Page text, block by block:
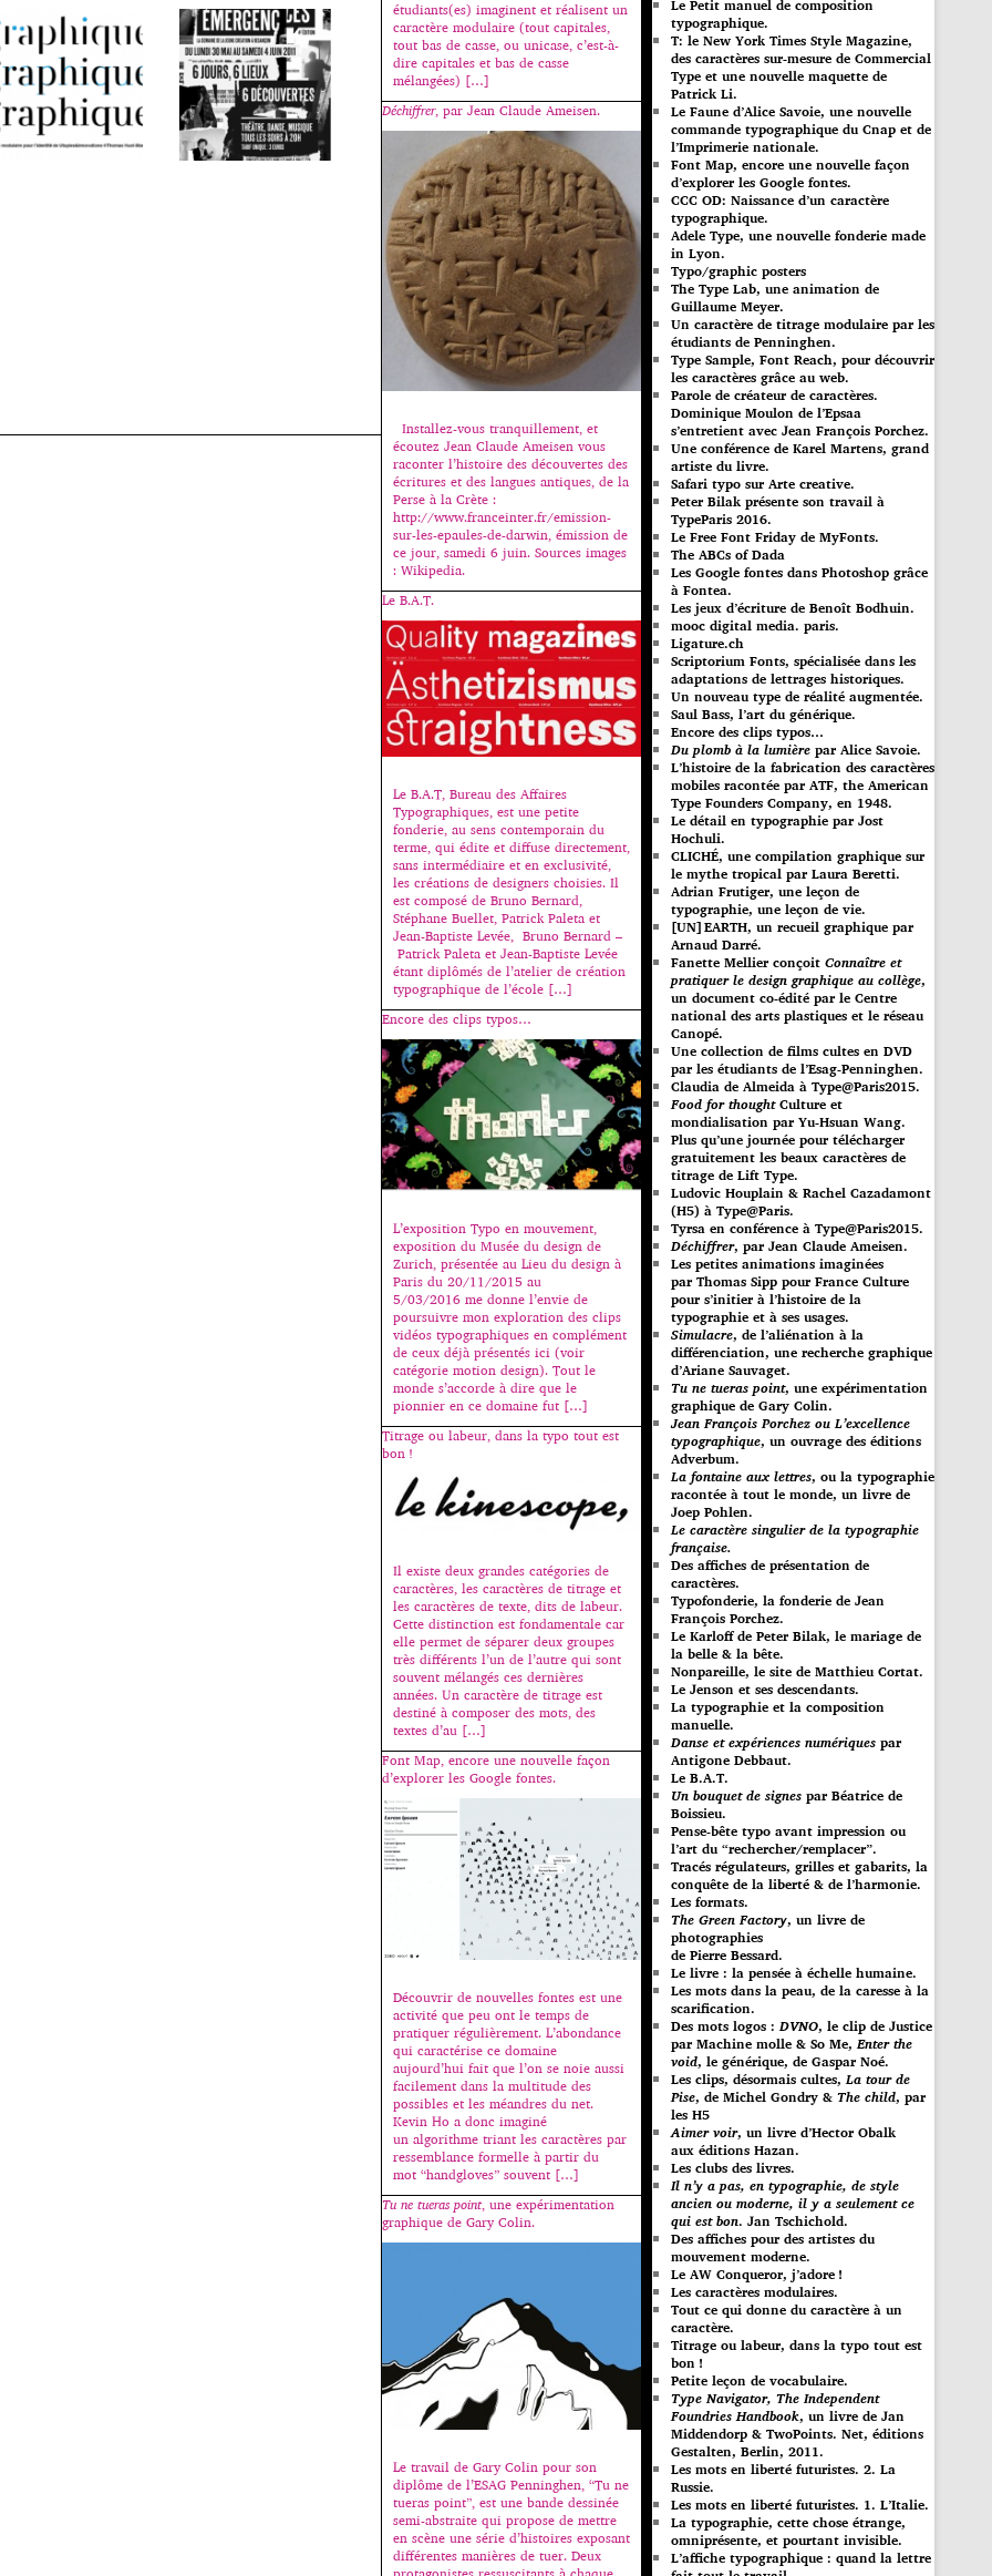
étudiants(es) imaginent et réalisent un
caractère modulaire (tout capitales,
tout bas de casse, ou unicase, c’est-à-
dire capitales et bas de casse
mélangées) […]
Déchiffrer, par Jean Claude Ameisen.
Installez-vous tranquillement, et
écoutez Jean Claude Ameisen vous
raconter l’histoire des découvertes des
écritures et des langues antiques, de la
Perse à la Crète :
http://www.franceinter.fr/emission-
sur-les-epaules-de-darwin, émission de
ce jour, samedi 6 juin. Sources images
: Wikipedia.
Le B.A.T.
Le B.A.T, Bureau des Affaires
Typographiques, est une petite
fonderie, au sens contemporain du
terme, qui édite et diffuse directement,
sans intermédiaire et en exclusivité,
les créations de designers choisies. Il
est composé de Bruno Bernard,
Stéphane Buellet, Patrick Paleta et
Jean-Baptiste Levée, Bruno Bernard –
Patrick Paleta et Jean-Baptiste Levée
étant diplômés de l’atelier de création
typographique de l’école […]
Encore des clips typos…
L’exposition Typo en mouvement,
exposition du Musée du design de
Zurich, présentée au Lieu du design à
Paris du 20/11/2015 au
5/03/2016 me donne l’envie de
poursuivre mon exploration des clips
vidéos typographiques en complément
de ceux déjà présentés ici (voir
catégorie motion design). Tout le
monde s’accorde à dire que le
pionnier en ce domaine fut […]
Titrage ou labeur, dans la typo tout est
bon !
Il existe deux grandes catégories de
caractères, les caractères de titrage et
les caractères de texte, dits de labeur.
Cette distinction est fondamentale car
elle permet de séparer deux groupes
très différents l’un de l’autre qui sont
souvent mélangés ces dernières
années. Un caractère de titrage est
destiné à composer des mots, des
textes d’au […]
Font Map, encore une nouvelle façon
d’explorer les Google fontes.
Découvrir de nouvelles fontes est une
activité que peu ont le temps de
pratiquer régulièrement. L’abondance
qui caractérise ce domaine
aujourd’hui fait que l’on se noie aussi
facilement dans la multitude des
possibles et les méandres du net.
Kevin Ho a donc imaginé
un algorithme triant les caractères par
ressemblance formelle à partir du
mot “handgloves” souvent […]
Tu ne tueras point, une expérimentation
graphique de Gary Colin.
Le travail de Gary Colin pour son
diplôme de l’ESAG Penninghen, “Tu ne
tueras point”, est une bande dessinée
semi-abstraite qui propose de mettre
en scène une série d’histoires exposant
différentes manières de tuer. Deux
Le Petit manuel de composition
typographique.
T: le New York Times Style Magazine,
des caractères sur-mesure de Commercial
Type et une nouvelle maquette de
Patrick Li.
Le Faune d’Alice Savoie, une nouvelle
commande typographique du Cnap et de
l’Imprimerie nationale.
Font Map, encore une nouvelle façon
d’explorer les Google fontes.
CCC OD: Naissance d’un caractère
typographique.
Adele Type, une nouvelle fonderie made
in Lyon.
Typo/graphic posters
The Type Lab, une animation de
Guillaume Meyer.
Un caractère de titrage modulaire par les
étudiants de Penninghen.
Type Sample, Font Reach, pour découvrir
les caractères grâce au web.
Parole de créateur de caractères.
Dominique Moulon de l’Epsaa
s’entretient avec Jean François Porchez.
Une conférence de Karel Martens, grand
artiste du livre.
Safari typo sur Arte creative.
Peter Bilak présente son travail à
TypeParis 2016.
Le Free Font Friday de MyFonts.
The ABCs of Dada
Les Google fontes dans Photoshop grâce
à Fontea.
Les jeux d’écriture de Benoît Bodhuin.
mooc digital media. paris.
Ligature.ch
Scriptorium Fonts, spécialisée dans les
adaptations de lettrages historiques.
Un nouveau type de réalité augmentée.
Saul Bass, l’art du générique.
Encore des clips typos…
Du plomb à la lumière par Alice Savoie.
L’histoire de la fabrication des caractères
mobiles racontée par ATF, the American
Type Founders Company, en 1948.
Le détail en typographie par Jost
Hochuli.
CLICHÉ, une compilation graphique sur
le mythe tropical par Laura Beretti.
Adrian Frutiger, une leçon de
typographie, une leçon de vie.
[UN]EARTH, un recueil graphique par
Arnaud Darré.
Fanette Mellier conçoit Connaître et
pratiquer le design graphique au collège,
un document co-édité par le Centre
national des arts plastiques et le réseau
Canopé.
Une collection de films cultes en DVD
par les étudiants de l’Esag-Penninghen.
Claudia de Almeida à Type@Paris2015.
Food for thoughtCulture et
mondialisation par Yu-Hsuan Wang.
Plus qu’une journée pour télécharger
gratuitement les beaux caractères de
titrage de Lift Type.
Ludovic Houplain & Rachel Cazadamont
(H5) à Type@Paris.
Tyrsa en conférence à Type@Paris2015.
Déchiffrer, par Jean Claude Ameisen.
Les petites animations imaginées
par Thomas Sipp pour France Culture
pour s’initier à l’histoire de la
typographie et à ses usages.
Simulacre, de l’aliénation à la
différenciation, une recherche graphique
d’Ariane Sauvaget.
Tu ne tueras point, une expérimentation
graphique de Gary Colin.
Jean François Porchez ou L’excellence
typographique, un ouvrage des éditions
Adverbum.
La fontaine aux lettres, ou la typographie
racontée à tout le monde, un livre de
Joep Pohlen.
Le caractère singulier de la typographie
française.
Des affiches de présentation de
caractères.
Typofonderie, la fonderie de Jean
François Porchez.
Le Karloff de Peter Bilak, le mariage de
la belle & la bête.
Nonpareille, le site de Matthieu Cortat.
Le Jenson et ses descendants.
La typographie et la composition
manuelle.
Danse et expériences numériques par
Antigone Debbaut.
Le B.A.T.
Un bouquet de signes par Béatrice de
Boissieu.
Pense-bête typo avant impression ou
l’art du “rechercher/remplacer”.
Tracés régulateurs, grilles et gabarits, la
conquête de la liberté & de l’harmonie.
Les formats.
The Green Factory, un livre de
photographies
de Pierre Bessard.
Le livre : la pensée à échelle humaine.
Les mots dans la peau, de la caresse à la
scarification.
Des mots logos :DVNO, le clip de Justice
par Machine molle & So Me,Enter the
void, le générique, de Gaspar Noé.
Les clips, désormais cultes,La tour de
Pise, de Michel Gondry & The child, par
les H5
Aimer voir, un livre d’Hector Obalk
aux éditions Hazan.
Les clubs des livres.
Il n’y a pas, en typographie, de style
ancien ou moderne, il y a seulement ce
qui est bon. Jan Tschichold.
Des affiches pour des artistes du
mouvement moderne.
Le AW Conqueror, j’adore !
Les caractères modulaires.
Tout ce qui donne du caractère à un
caractère.
Titrage ou labeur, dans la typo tout est
bon !
Petite leçon de vocabulaire.
Type Navigator, The Independent
Foundries Handbook, un livre de Jan
Middendorp & TwoPoints. Net, éditions
Gestalten, Berlin, 2011.
Les mots en liberté futuristes. 2. La
Russie.
Les mots en liberté futuristes. 1. L’Italie.
La typographie, cette chose étrange,
omniprésente, et pourtant invisible.
L’affiche typographique : quand la lettre